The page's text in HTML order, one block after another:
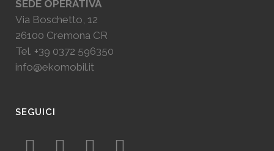
SEDE OPERATIVA
Via Boschetto, 12
26100 Cremona CR
Tel. +39 0372 596350
info@ekomobil.it
SEGUICI